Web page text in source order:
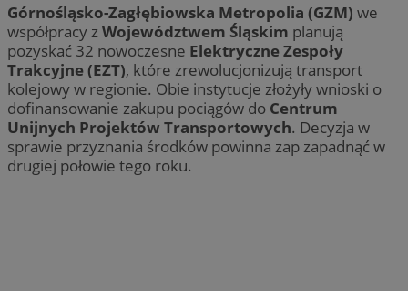
Górnośląsko-Zagłębiowska Metropolia (GZM) we
współpracy zWojewództwem Śląskim planują
pozyskać 32 nowoczesne Elektryczne Zespoły
Trakcyjne (EZT), które zrewolucjonizują transport
kolejowy w regionie. Obie instytucje złożyły wnioski o
dofinansowanie zakupu pociągów do Centrum
Unijnych Projektów Transportowych. Decyzja w
sprawie przyznania środków powinna zap zapadnąć w
drugiej połowie tego roku.